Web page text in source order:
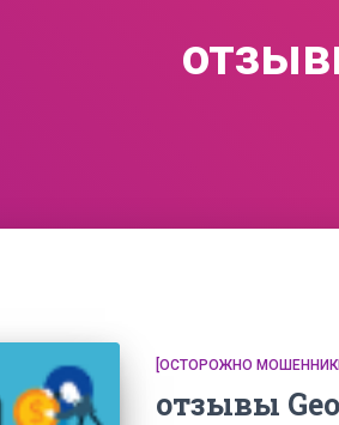
[ОСТОРОЖНО
отзывы